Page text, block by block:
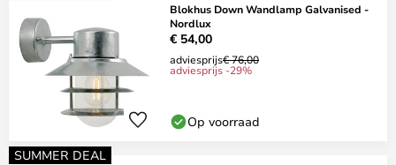
Blokhus Down Wandlamp Galvanised -
Nordlux
€ 54,00
adviesprijs€ 76,00
adviesprijs -29%
Op voorraad
SUMMER DEAL